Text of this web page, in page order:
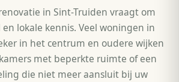
in Sint-Truiden vraagt om
lokale kennis. Veel woningen in
in het centrum en oudere wijken
met beperkte ruimte of een
die niet meer aansluit bij uw